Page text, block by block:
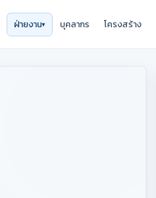
ฝ่ายงาน บุคลากร โครงสร้าง